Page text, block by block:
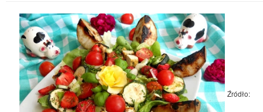
Źródło: